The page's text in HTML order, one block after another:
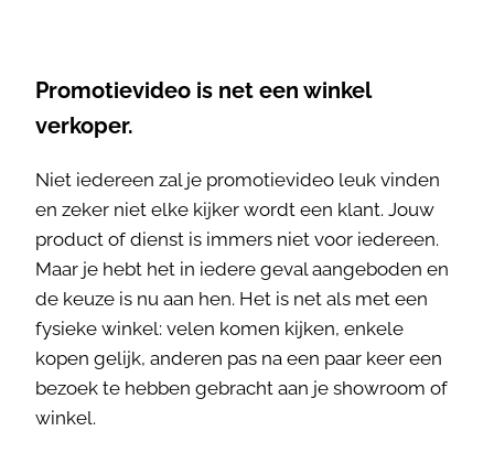
Promotievideo is net een winkel
verkoper.
Niet iedereen zal je promotievideo leuk vinden
en zeker niet elke kijker wordt een klant. Jouw
product of dienst is immers niet voor iedereen.
Maar je hebt het in iedere geval aangeboden en
de keuze is nu aan hen. Het is net als met een
fysieke winkel: velen komen kijken, enkele
kopen gelijk, anderen pas na een paar keer een
bezoek te hebben gebracht aan je showroom of
winkel.